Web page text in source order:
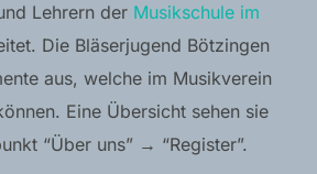
Lehrern der Musikschule im
Die Bläserjugend Bötzingen
aus, welche im Musikverein
Eine Übersicht sehen sie
“Über uns” → “Register”.